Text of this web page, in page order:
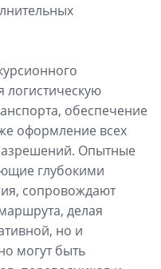
логистическую
обеспечение
оформление всех
Опытные
глубокими
сопровождают
делая
но и
могут быть